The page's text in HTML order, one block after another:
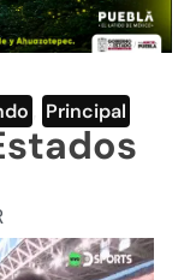
Principal